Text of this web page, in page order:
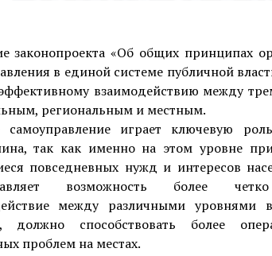
законопроекта «Об общих принципах
в единой системе публичной
взаимодействию между
региональным и местным.
самоуправление играет ключевую
так как именно на этом уровне
повседневных нужд и интересов
возможность более четко
между различными уровнями
должно способствовать более
проблем на местах.